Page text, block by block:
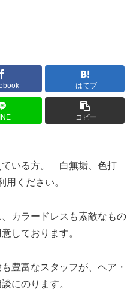
はてブ
コピー
ている方。 白無垢、色打
用ください。
カラードレスも素敵なもの
しております。
豊富なスタッフが、ヘア・
にのります。